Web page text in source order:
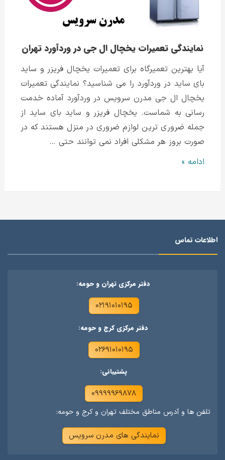
نمایندگی تعمیرات یخچال ال جی در وردآورد تهران
آیا بهترین تعمیرگاه برای تعمیرات یخچال فریزر و ساید
بای ساید در وردآورد را می شناسید؟ نمایندگی تعمیرات
یخچال ال جی مدرن سرویس در وردآورد آماده خدمت
رسانی به شماست. یخچال فریزر و ساید بای ساید از
جمله ضروری ترین لوازم ضروری در منزل هستند که در
صورت بروز هر مشکلی افراد نمی توانند حتی …
نمایندگی
جی
در
ادامه »
اطلاعات تماس
دفتر مرکزی تهران و حومه:
۰۲۱۹۱۰۱۰۱۹۵
دفتر مرکزی کرج و حومه:
۰۲۶۹۱۰۱۰۱۹۵
پشتیبانی:
۰۹۹۹۹۹۶۹۸۷۸
تلفن ها و آدرس مناطق مختلف تهران و کرج و حومه:
نمایندگی های مدرن سرویس